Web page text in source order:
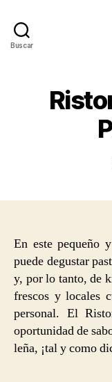
Buscar
En este pequeño
puede degustar
y, por lo tanto, de
frescos y locales
personal. El
oportunidad de
leña, ¡tal y como